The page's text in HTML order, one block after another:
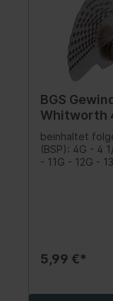
BGS
Whitworth
beinhaltet
(BSP): 4G - 4
- 11G - 12G -
5,99 €*